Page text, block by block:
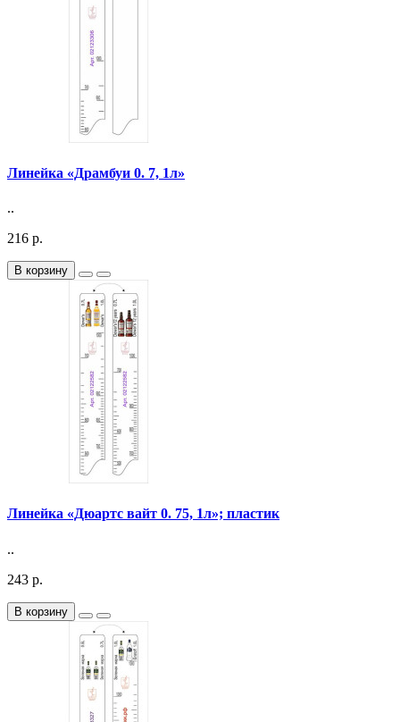
Линейка «Драмбуи 0. 7, 1л»
..
216 р.
В корзину
Линейка «Дюартс вайт 0. 75, 1л»; пластик
..
243 р.
В корзину